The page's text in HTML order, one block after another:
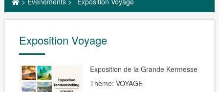
Exposition Voyage
Exposition de la Grande Kermesse
Thème: VOYAGE